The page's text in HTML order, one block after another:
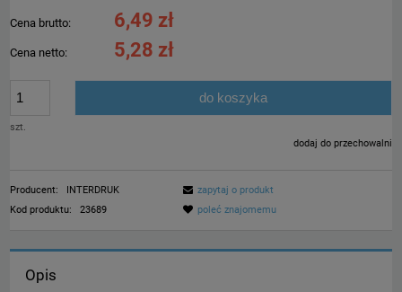
Cena brutto: 6,49 zł
Cena netto: 5,28 zł
szt.
do koszyka
dodaj do przechowalni
Producent:
INTERDRUK
Kod produktu:
23689
zapytaj o produkt
poleć znajomemu
Opis